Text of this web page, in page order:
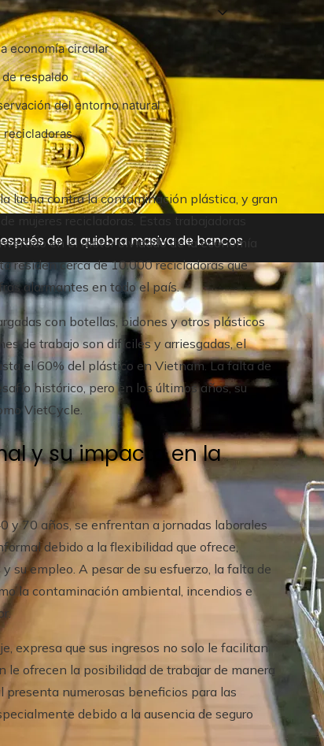
de la quiebra masiva de bancos
economía circular
de respaldo
del entorno natural
recicladoras
lucha contra la contaminación plástica, y gran
mujeres recicladoras. Estas trabajadoras
en el motor olvidado de la economía
residen cerca de 10.000 recicladoras que
alarmantes en todo el país.
con botellas, bidones y otros plásticos
de trabajo son difíciles y arriesgadas, el
el 60% del plástico en Vietnam. La falta de
histórico, pero en los últimos años, su
VietCycle.
y su impacto en la
y 70 años, se enfrentan a jornadas laborales
debido a la flexibilidad que ofrece,
su empleo. A pesar de su esfuerzo, la falta de
la contaminación ambiental, incendios e
expresa que sus ingresos no solo le facilitan
le ofrecen la posibilidad de trabajar de manera
numerosas beneficios para las
debido a la ausencia de seguro